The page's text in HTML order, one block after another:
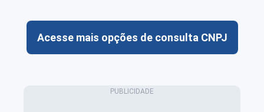
Acesse mais opções de consulta CNPJ